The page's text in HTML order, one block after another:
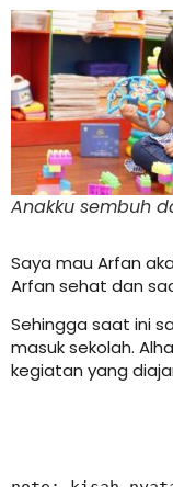
Anakku sembuh
Saya mau Arfan
Arfan sehat dan
Sehingga saat ini
masuk sekolah.
kegiatan yang